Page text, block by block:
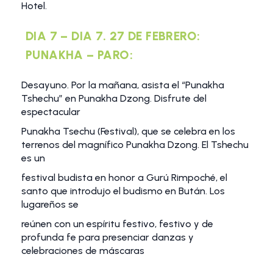
Hotel.
DIA 7 – DIA 7. 27 DE FEBRERO:
PUNAKHA – PARO:
Desayuno. Por la mañana, asista el “Punakha
Tshechu” en Punakha Dzong. Disfrute del
espectacular
Punakha Tsechu (Festival), que se celebra en los
terrenos del magnífico Punakha Dzong. El Tshechu
es un
festival budista en honor a Gurú Rimpoché, el
santo que introdujo el budismo en Bután. Los
lugareños se
reúnen con un espíritu festivo, festivo y de
profunda fe para presenciar danzas y
celebraciones de máscaras